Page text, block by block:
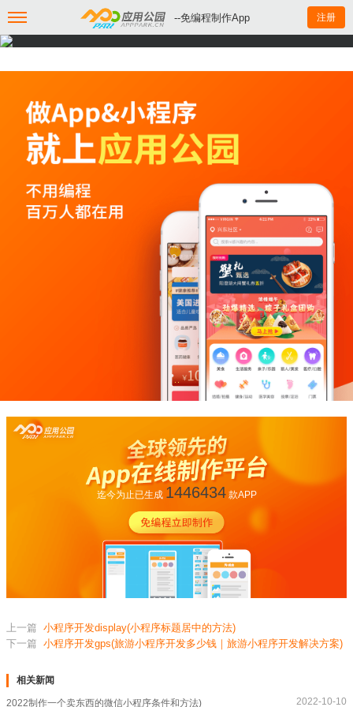
--免编程制作App 注册
迄今为止已生成 1446434款APP
上一篇 小程序开发display(小程序标题居中的方法)
下一篇 小程序开发gps(旅游小程序开发多少钱｜旅游小程序开发解决方案)
相关新闻
2022制作一个卖东西的微信小程序条件和方法) 2022-10-10